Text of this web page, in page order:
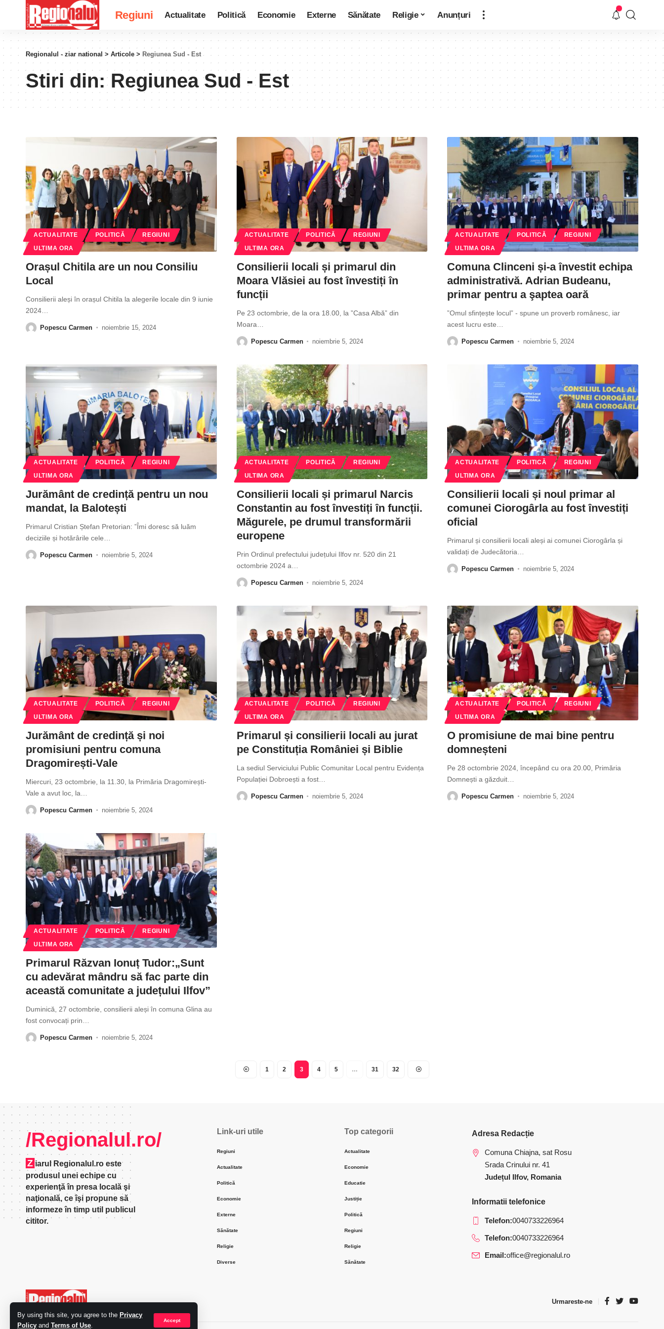
By using this site, you agree to the Privacy
Policy and Terms of Use.
Accept
Regiuni Actualitate Politică Economie Externe Sănătate Religie Anunțuri
Regionalul - ziar national > Articole > Regiunea Sud - Est
Stiri din:Regiunea Sud - Est
ACTUALITATE POLITICĂ REGIUNI
ULTIMA ORA
Orașul Chitila are un nou Consiliu
Local
Consilierii aleși în orașul Chitila la alegerile locale din 9 iunie
2024
Popescu Carmen noiembrie 15, 2024
ACTUALITATE POLITICĂ REGIUNI
ULTIMA ORA
Consilierii locali și primarul din
Moara Vlăsiei au fost învestiți în
funcții
Pe 23 octombrie, de la ora 18.00, la ”Casa Albă” din
Moara
Popescu Carmen noiembrie 5, 2024
ACTUALITATE POLITICĂ REGIUNI
ULTIMA ORA
Comuna Clinceni și-a învestit echipa
administrativă. Adrian Budeanu,
primar pentru a şaptea oară
”Omul sfințește locul” - spune un proverb românesc, iar
acest lucru este
Popescu Carmen noiembrie 5, 2024
ACTUALITATE POLITICĂ REGIUNI
ULTIMA ORA
Jurământ de credință pentru un nou
mandat, la Balotești
Primarul Cristian Ștefan Pretorian: ”Îmi doresc să luăm
deciziile și hotărârile cele
Popescu Carmen noiembrie 5, 2024
ACTUALITATE POLITICĂ REGIUNI
ULTIMA ORA
Consilierii locali și primarul Narcis
Constantin au fost învestiți în funcții.
Măgurele, pe drumul transformării
europene
Prin Ordinul prefectului județului Ilfov nr. 520 din 21
octombrie 2024 a
Popescu Carmen noiembrie 5, 2024
ACTUALITATE POLITICĂ REGIUNI
ULTIMA ORA
Consilierii locali și noul primar al
comunei Ciorogârla au fost învestiți
oficial
Primarul și consilierii locali aleși ai comunei Ciorogârla și
validați de Judecătoria
Popescu Carmen noiembrie 5, 2024
ACTUALITATE POLITICĂ REGIUNI
ULTIMA ORA
Jurământ de credință și noi
promisiuni pentru comuna
Dragomirești-Vale
Miercuri, 23 octombrie, la 11.30, la Primăria Dragomirești-
Vale a avut loc, la
Popescu Carmen noiembrie 5, 2024
ACTUALITATE POLITICĂ REGIUNI
ULTIMA ORA
Primarul și consilierii locali au jurat
pe Constituția României și Biblie
La sediul Serviciului Public Comunitar Local pentru Evidența
Populației Dobroești a fost…
Popescu Carmen noiembrie 5, 2024
ACTUALITATE POLITICĂ REGIUNI
ULTIMA ORA
O promisiune de mai bine pentru
domneșteni
Pe 28 octombrie 2024, începând cu ora 20.00, Primăria
Domnești a găzduit
Popescu Carmen noiembrie 5, 2024
ACTUALITATE POLITICĂ REGIUNI
ULTIMA ORA
Primarul Răzvan Ionuț Tudor:„Sunt
cu adevărat mândru să fac parte din
această comunitate a județului Ilfov”
Duminică, 27 octombrie, consilierii aleși în comuna Glina au
fost convocați prin
Popescu Carmen noiembrie 5, 2024
1 2 3 4 5 … 31 32
/Regionalul.ro/
Z iarul Regionalul.ro este
produsul unei echipe cu
experienţă în presa locală şi
naţională, ce îşi propune să
informeze în timp util publicul
cititor.
Link-uri utile
Regiuni
Actualitate
Politică
Economie
Externe
Sănătate
Religie
Diverse
Top categorii
Actualitate
Economie
Educatie
Justiție
Politică
Regiuni
Religie
Sănătate
Adresa Redacție
Comuna Chiajna, sat Rosu
Srada Crinului nr. 41
Județul Ilfov, Romania
Informatii telefonice
Telefon:0040733226964
Telefon:0040733226964
Email:office@regionalul.ro
Urmareste-ne